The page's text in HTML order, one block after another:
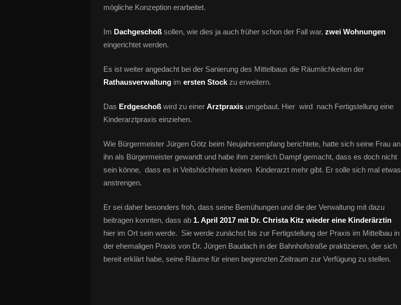
mögliche Konzeption erarbeitet.
Im Dachgeschoß sollen, wie dies ja auch früher schon der Fall war, zwei Wohnungen
eingerichtet werden.
Es ist weiter angedacht bei der Sanierung des Mittelbaus die Räumlichkeiten der
Rathausverwaltung im ersten Stock zu erweitern.
Das Erdgeschoß wird zu einer Arztpraxis umgebaut. Hier wird nach Fertigstellung eine
Kinderarztpraxis einziehen.
Wie Bürgermeister Jürgen Götz beim Neujahrsempfang berichtete, hatte sich seine Frau an
ihn als Bürgermeister gewandt und habe ihm ziemlich Dampf gemacht, dass es doch nicht
sein könne, dass es in Veitshöchheim keinen Kinderarzt mehr gibt. Er solle sich mal etwas
anstrengen.
Er sei daher besonders froh, dass seine Bemühungen und die der Verwaltung mit dazu
beitragen konnten, dass ab 1. April 2017 mit Dr. Christa Kitz wieder eine Kinderärztin
hier im Ort sein werde. Sie werde zunächst bis zur Fertigstellung der Praxis im Mittelbau in
der ehemaligen Praxis von Dr. Jürgen Baudach in der Bahnhofstraße praktizieren, der sich
bereit erklärt habe, seine Räume für einen begrenzten Zeitraum zur Verfügung zu stellen.